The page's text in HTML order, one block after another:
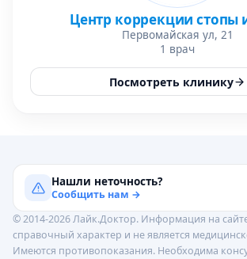
Центр коррекции стопы
Первомайская ул, 21
1 врач
Посмотреть клинику
Нашли неточность?
Сообщить нам →
© 2014-2026 Лайк.Доктор. Информация на
справочный характер и не является
Имеются противопоказания. Необходима